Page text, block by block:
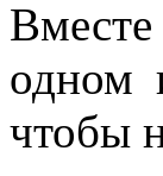
одном
чтобы